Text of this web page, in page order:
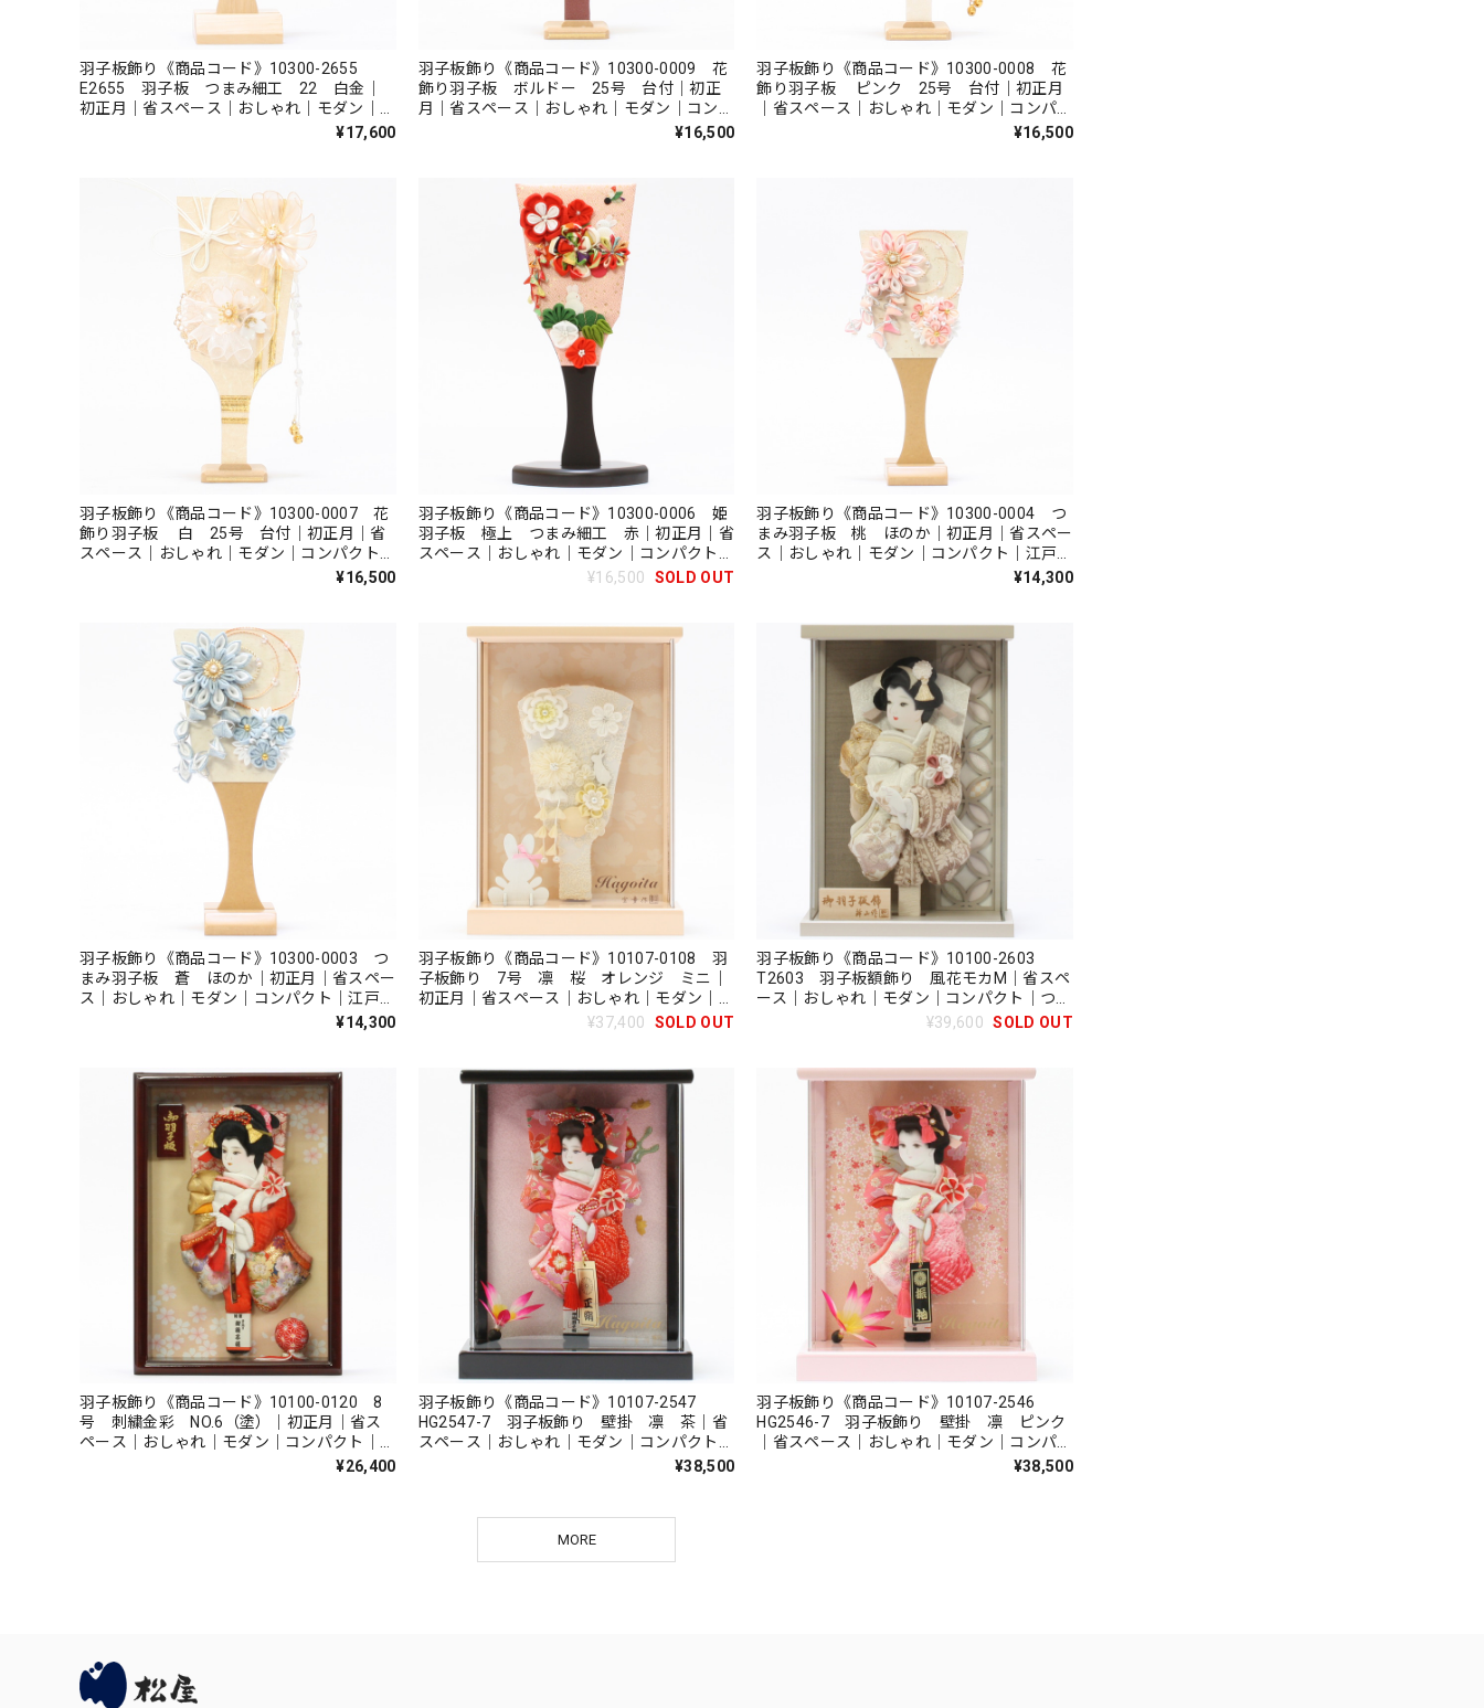
羽子板飾り《商品コード》10300-2655
E2655 羽子板 つまみ細工 22 白金｜
初正月｜省スペース｜おしゃれ｜モダン｜コ
ンパクト｜江戸押絵羽子板｜無病息災｜邪気
¥17,600
羽子板飾り《商品コード》10300-0009 花
飾り羽子板 ボルドー 25号 台付｜初正
月｜省スペース｜おしゃれ｜モダン｜コンパ
クト｜江戸押絵羽子板｜無病息災｜邪気払い
¥16,500
羽子板飾り《商品コード》10300-0008 花
飾り羽子板 ピンク 25号 台付｜初正月
｜省スペース｜おしゃれ｜モダン｜コンパク
ト｜江戸押絵羽子板｜無病息災｜邪気払い｜
¥16,500
羽子板飾り《商品コード》10300-0007 花
飾り羽子板 白 25号 台付｜初正月｜省
スペース｜おしゃれ｜モダン｜コンパクト｜
江戸押絵羽子板｜無病息災｜邪気払い｜無患
¥16,500
羽子板飾り《商品コード》10300-0006 姫
羽子板 極上 つまみ細工 赤｜初正月｜省
スペース｜おしゃれ｜モダン｜コンパクト｜
江戸押絵羽子板｜無病息災｜邪気払い｜無患
¥16,500 SOLD OUT
羽子板飾り《商品コード》10300-0004 つ
まみ羽子板 桃 ほのか｜初正月｜省スペー
ス｜おしゃれ｜モダン｜コンパクト｜江戸押
絵羽子板｜無病息災｜邪気払い｜無患子¥14,300
羽子板飾り《商品コード》10300-0003 つ
まみ羽子板 蒼 ほのか｜初正月｜省スペー
ス｜おしゃれ｜モダン｜コンパクト｜江戸押
絵羽子板｜無病息災｜邪気払い｜無患子¥14,300
羽子板飾り《商品コード》10107-0108 羽
子板飾り 7号 凛 桜 オレンジ ミニ｜
初正月｜省スペース｜おしゃれ｜モダン｜コ
ンパクト｜つまみ細工｜無病息災｜邪気払い
¥37,400 SOLD OUT
羽子板飾り《商品コード》10100-2603
T2603 羽子板額飾り 風花モカM｜省スペ
ース｜おしゃれ｜モダン｜コンパクト｜つま
み細工｜無病息災｜邪気払い｜無患子
¥39,600 SOLD OUT
羽子板飾り《商品コード》10100-0120 8
号 刺繍金彩 NO.6（塗）｜初正月｜省ス
ペース｜おしゃれ｜モダン｜コンパクト｜江
戸押絵羽子板｜無病息災｜邪気払い｜無患子
¥26,400
羽子板飾り《商品コード》10107-2547
HG2547-7 羽子板飾り 壁掛 凛 茶｜省
スペース｜おしゃれ｜モダン｜コンパクト｜
つまみ細工｜無病息災｜邪気払い｜無患子
¥38,500
羽子板飾り《商品コード》10107-2546
HG2546-7 羽子板飾り 壁掛 凛 ピンク
｜省スペース｜おしゃれ｜モダン｜コンパク
ト｜つまみ細工｜無病息災｜邪気払い｜無患
¥38,500
MORE